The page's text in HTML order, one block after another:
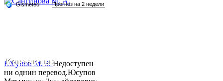
Юсупов М. З.Недоступен
ни однин перевод.Юсупов
Контакты:
Республика Таджикистан,